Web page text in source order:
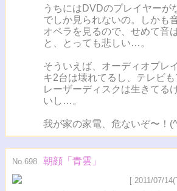
うちにはDVDのプレイヤーが
でしか見られないの。しかも
オペラを見るので、せめて音
と、とっても悲しい…。
そういえば、オーディオプレ
キ2台は壊れてるし、テレビも
レーザーディスクは生きてる
いし…。
我が家の家電、危ないぞ〜！
No.698 朝顔「青雲」
[ 2011/07/